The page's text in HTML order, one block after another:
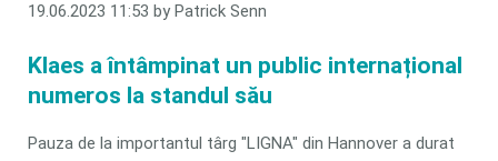
19.06.2023 11:53 by Patrick Senn
Klaes a întâmpinat un public internațional
numeros la standul său
Pauza de la importantul târg "LIGNA" din Hannover a durat